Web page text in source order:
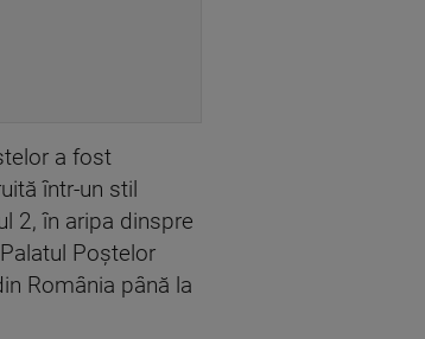
a fost
într-un stil
2, în aripa dinspre
Poştelor
România până la